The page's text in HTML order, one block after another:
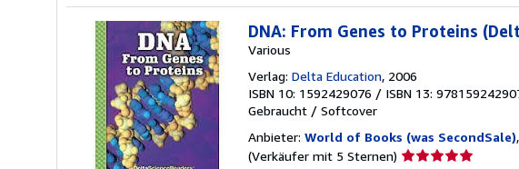
DNA: From Genes to Proteins
Various
Verlag: Delta Education, 2006
ISBN 10: 1592429076 / ISBN 13:
Gebraucht / Softcover
Anbieter: World of Books (was SecondSale)
(Verkäufer mit 5 Sternen) Verkäuferbewertung